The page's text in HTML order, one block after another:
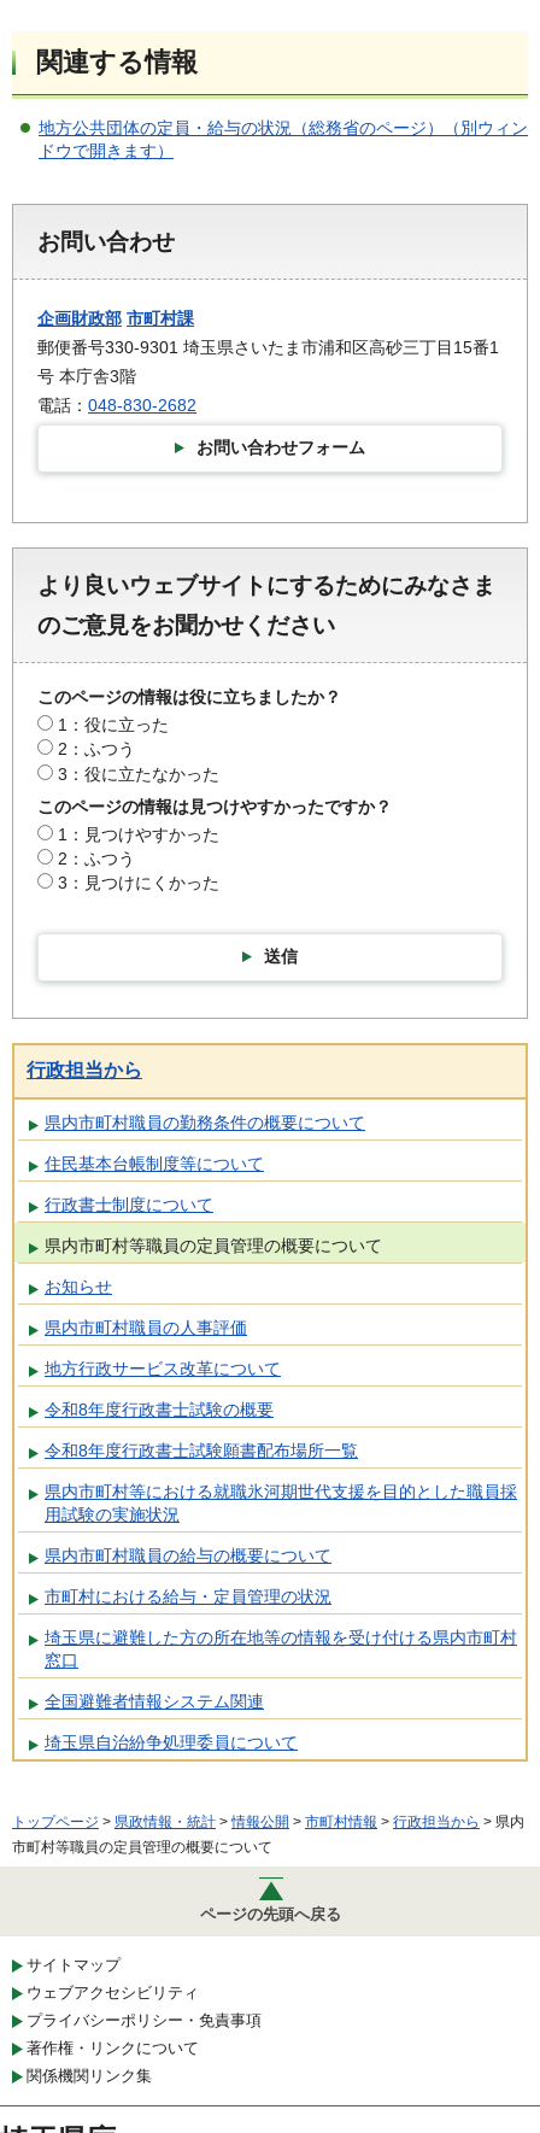
関連する情報
地方公共団体の定員・給与の状況（総務省のページ）（別ウィン
ドウで開きます）
お問い合わせ
企画財政部 市町村課
郵便番号330-9301 埼玉県さいたま市浦和区高砂三丁目15番1
号 本庁舎3階
電話： 048-830-2682
お問い合わせフォーム
より良いウェブサイトにするためにみなさま
のご意見をお聞かせください
このページの情報は役に立ちましたか？
1：役に立った
2：ふつう
3：役に立たなかった
このページの情報は見つけやすかったですか？
1：見つけやすかった
2：ふつう
3：見つけにくかった
送信
行政担当から
県内市町村職員の勤務条件の概要について
住民基本台帳制度等について
行政書士制度について
県内市町村等職員の定員管理の概要について
お知らせ
県内市町村職員の人事評価
地方行政サービス改革について
令和8年度行政書士試験の概要
令和8年度行政書士試験願書配布場所一覧
県内市町村等における就職氷河期世代支援を目的とした職員採
用試験の実施状況
県内市町村職員の給与の概要について
市町村における給与・定員管理の状況
埼玉県に避難した方の所在地等の情報を受け付ける県内市町村
窓口
全国避難者情報システム関連
埼玉県自治紛争処理委員について
トップページ > 県政情報・統計 >情報公開 > 市町村情報 > 行政担当から > 県内
市町村等職員の定員管理の概要について
ページの先頭へ戻る
サイトマップ
ウェブアクセシビリティ
プライバシーポリシー・免責事項
著作権・リンクについて
関係機関リンク集